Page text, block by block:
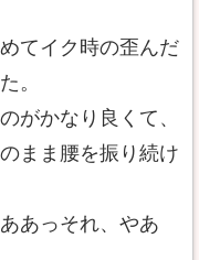
てイク時の歪んだ
。
がかなり良くて、
まま腰を振り続け
あっそれ、やあ